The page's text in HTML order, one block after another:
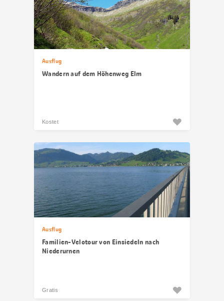
Ausflug
Wandern auf dem Höhenweg Elm
Kostet
Ausflug
Familien-Velotour von Einsiedeln nach
Niederurnen
Gratis